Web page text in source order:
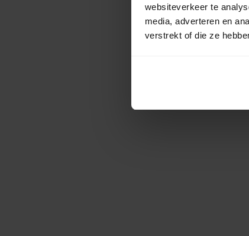
websiteverkeer te
media, adverteren en
verstrekt of die ze